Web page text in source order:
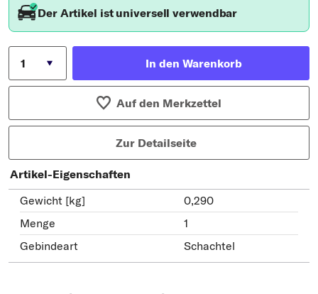
Der Artikel ist universell verwendbar
In den Warenkorb
Auf den Merkzettel
Zur Detailseite
Artikel-Eigenschaften
Gewicht [kg]
0,290
Menge
1
Gebindeart
Schachtel